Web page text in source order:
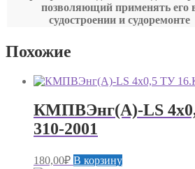
позволяющий применять его
судостроении и судоремонте
Похожие
КМПВЭнг(А)-LS
310-2001
180,00₽ В корзину